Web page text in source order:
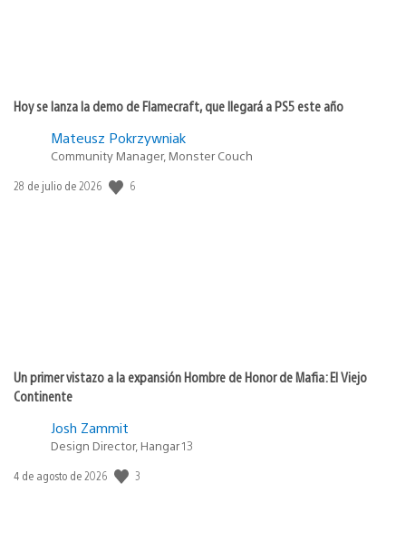
Hoy se lanza la demo de Flamecraft, que llegará a PS5 este año
Mateusz Pokrzywniak
Community Manager, Monster Couch
Fecha
28 de julio de 2026 6
Un primer vistazo a la expansión Hombre de Honor de Mafia: El Viejo
Continente
Josh Zammit
Design Director, Hangar 13
Fecha
4 de agosto de 2026 3